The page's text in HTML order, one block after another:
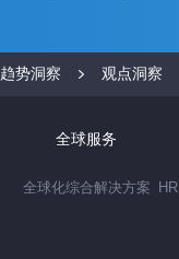
趋势洞察 观点洞察
全球服务
全球化综合解决方案